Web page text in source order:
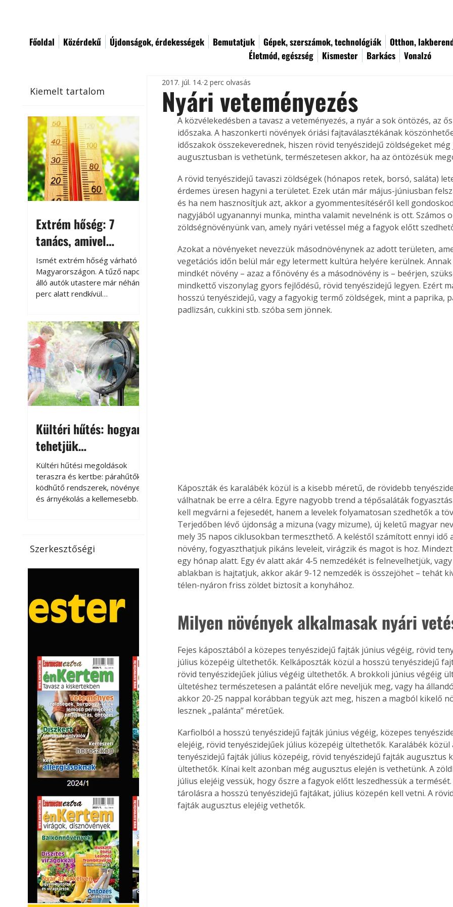
Főoldal Közérdekű Újdonságok, érdekességek Bemutatjuk Gépek, szerszámok, technológiák
Otthon,
Életmód, egészség
Kismester Barkács Vonalzó
Kiemelt tartalom
Extrém hőség: 7
tanács, amivel
megóvhatjuk
autónkat a nyári
károktól
Ismét extrém hőség várható
Magyarországon. A tűző napon
álló autók utastere már néhány
perc alatt rendkívül
megközelítheti. Ez nemcsak a
beszállást teszi kellemetlenné,
hanem az autó állapotára és a
benne hagyott tárgyakra is
káros hatással lehet. Néhány
egyszerű óvintézkedéssel
azonban jelentősen
csökkenthetjük a hőség káros
Kültéri hűtés: hogyan
tehetjük
kellemesebbé a
teraszt és a kertet?
Kültéri hűtési megoldások
teraszra és kertbe: párahűtők,
ködhűtő rendszerek, növények
és árnyékolás a kellemesebb
jelentőséget kapott, ahogy a
nyári hőhullámok gyakoribbá és
a megoldást a meleg ellen, ma
már egyre többen keresnek
olyan kültéri hűtési
vendégl
Szerkesztőségi
Nyári veteményezés
2017. júl. 14. 2 perc olvasás
A közvélekedésben a tavasz a veteményezés, a nyár a sok öntözés, az
időszaka. A haszonkerti növények óriási fajtaválasztékának
időszakok összekeverednek, hiszen rövid tenyészidejű zöldségeket
augusztusban is vethetünk, természetesen akkor, ha az öntözésük
A rövid tenyészidejű tavaszi zöldségek (hónapos retek, borsó, saláta)
érdemes üresen hagyni a területet. Ezek után már május-júniusban
és ha nem hasznosítjuk azt, akkor a gyommentesítéséről kell
nagyjából ugyanannyi munka, mintha valamit nevelnénk is ott. Számos
zöldségnövényünk van, amely nyári vetéssel még a fagyok előtt
Azokat a növényeket nevezzük másodnövénynek az adott területen,
vegetációs időn belül már egy letermett kultúra helyére kerülnek.
mindkét növény – azaz a főnövény és a másodnövény is – beérjen,
mindkettő viszonylag gyors fejlődésű, rövid tenyészidejű legyen. Ezért
hosszú tenyészidejű, vagy a fagyokig termő zöldségek, mint a paprika,
padlizsán, cukkini stb. szóba sem jönnek.
Káposzták és karalábék közül is a kisebb méretű, de rövidebb
válhatnak be erre a célra. Egyre nagyobb trend a tépősaláták
kell megvárni a fejesedét, hanem a levelek folyamatosan szedhetők a
Terjedőben lévő újdonság a mizuna (vagy mizume), új keletű magyar
mely 35 napos ciklusokban termeszthető. A keléstől számított ennyi idő
növény, fogyaszthatjuk pikáns leveleit, virágzik és magot is hoz.
egy hónap alatt. Egy év alatt akár 4-5 nemzedékét is felnevelhetjük,
ablakban is hajtatjuk, akkor akár 9-12 nemzedék is összejöhet – tehát
télen-nyáron friss zöldet biztosít a konyhához.
Milyen növények alkalmasak nyári
Fejes káposztából a közepes tenyészidejű fajták június végéig, rövid
július közepéig ültethetők. Kelkáposzták közül a hosszú tenyészidejű
rövid tenyészidejűek július végéig ültethetők. A brokkoli június végéig
ültetéshez természetesen a palántát előre neveljük meg, vagy ha
akkor 20-25 nappal korábban tegyük azt meg, hiszen a magból kikelő
lesznek „palánta” méretűek.
Karfiolból a hosszú tenyészidejű fajták június végéig, közepes
elejéig, rövid tenyészidejűek július közepéig ültethetők. Karalábék
tenyészidejű fajták július közepéig, rövid tenyészidejű fajták augusztus
ültethetők. Kínai kelt azonban még augusztus elején is vethetünk. A
július elejéig vessük, hogy őszre a fagyok előtt leszedhessük a
tárolásra a hosszú tenyészidejű fajtákat, július közepén kell vetni. A
fajták augusztus elejéig vethetők.